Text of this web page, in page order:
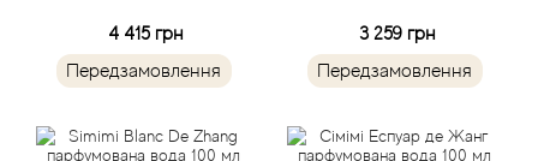
4 415 грн
Передзамовлення
3 259 грн
Передзамовлення
Amouage
Amouroud